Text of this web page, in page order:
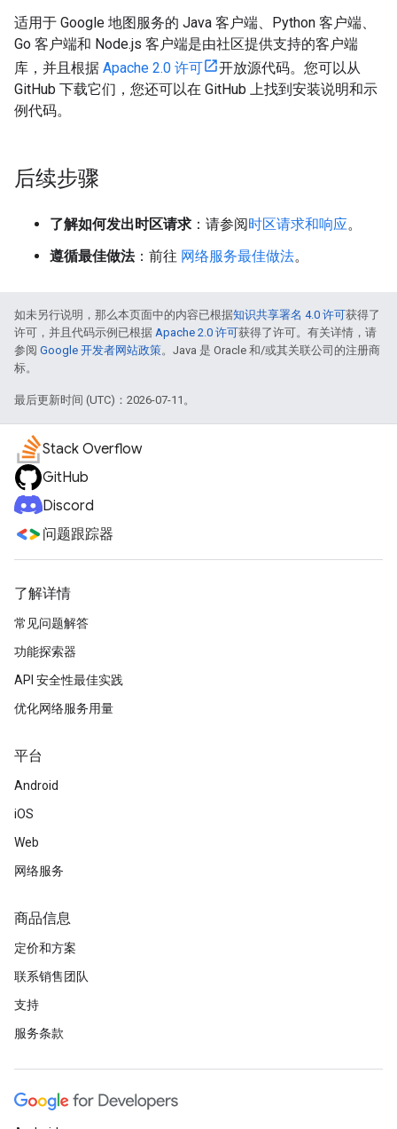
适用于 Google 地图服务的 Java 客户端、Python 客户端、
Go 客户端和 Node.js 客户端是由社区提供支持的客户端
库，并且根据 Apache 2.0 许可
开放源代码。您可以从
GitHub 下载它们，您还可以在 GitHub 上找到安装说明和示
例代码。
后续步骤
了解如何发出时区请求 ：请参阅时区请求和响应。
遵循最佳做法：前往 网络服务最佳做法。
如未另行说明，那么本页面中的内容已根据知识共享署名 4.0 许可获得了
许可，并且代码示例已根据 Apache 2.0 许可获得了许可。有关详情，请
参阅 Google 开发者网站政策。Java 是 Oracle 和/或其关联公司的注册商
标。
最后更新时间 (UTC)：2026-07-11。
Stack Overflow
GitHub
Discord
问题跟踪器
了解详情
常见问题解答
功能探索器
API 安全性最佳实践
优化网络服务用量
平台
Android
iOS
Web
网络服务
商品信息
定价和方案
联系销售团队
支持
服务条款